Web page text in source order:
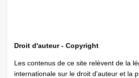
Droit d'auteur - Copyright
Les contenus de ce site relèvent de la
internationale sur le droit d'auteur et la